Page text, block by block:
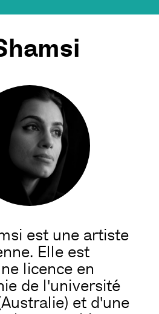
est une artiste
Elle est
licence en
de l'université
et d'une